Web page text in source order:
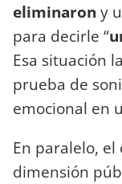
eliminaron y
para decirle “
Esa situación
prueba de
emocional en
En paralelo,
dimensión